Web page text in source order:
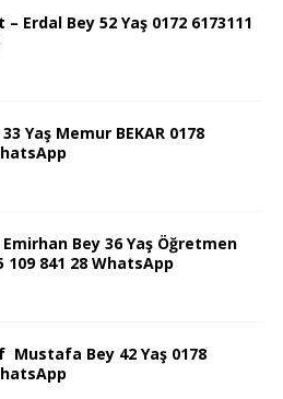
Erdal Bey 52 Yaş 0172 6173111
Yaş Memur BEKAR 0178
Bey 36 Yaş Öğretmen
109 841 28 WhatsApp
Mustafa Bey 42 Yaş 0178